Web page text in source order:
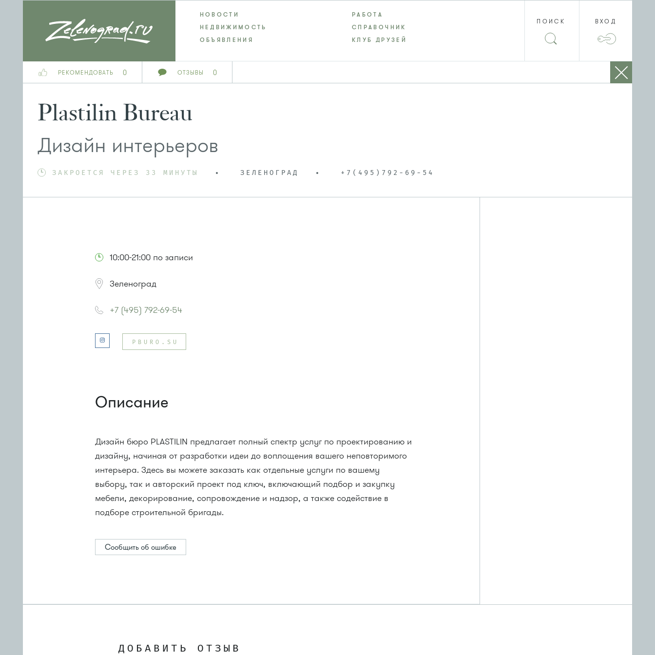
РЕКОМЕНДОВАТЬ 0 ОТЗЫВЫ 0
НОВОСТИ
РАБОТА
НЕДВИЖИМОСТЬ
СПРАВОЧНИК
ОБЪЯВЛЕНИЯ
КЛУБ ДРУЗЕЙ
ПОИСК ВХОД
Plastilin Bureau
Дизайн интерьеров
ЗАКРОЕТСЯ ЧЕРЕЗ 33 МИНУТЫ ЗЕЛЕНОГРАД +7(495)792-69-54
10:00-21:00 по записи
Зеленоград
+7 (495) 792-69-54
PBURO.SU
Описание
Дизайн бюро PLASTILIN предлагает полный спектр услуг по проектированию и
дизайну, начиная от разработки идеи до воплощения вашего неповторимого
интерьера. Здесь вы можете заказать как отдельные услуги по вашему
выбору, так и авторский проект под ключ, включающий подбор и закупку
мебели, декорирование, сопровождение и надзор, а также содействие в
подборе строительной бригады.
Сообщить об ошибке
ДОБАВИТЬ ОТЗЫВ